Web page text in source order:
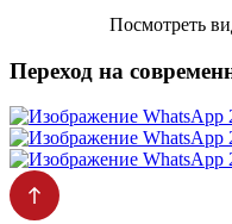
Посмотреть
Переход на